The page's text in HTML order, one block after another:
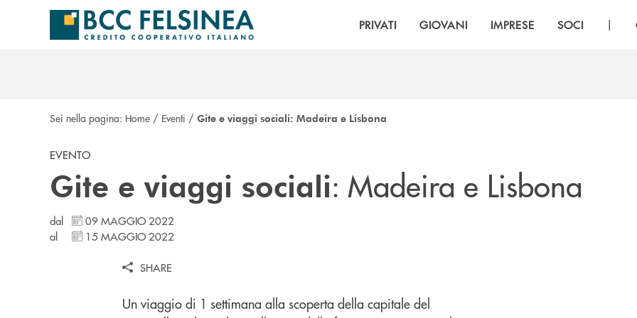
Salta al contenuto principale
PRIVATI GIOVANI IMPRESE SOCI |
Sei nella pagina: Home / Eventi / Gite e viaggi sociali: Madeira e Lisbona
EVENTO
Gite e viaggi sociali: Madeira e Lisbona
dal
09 MAGGIO 2022
al
15 MAGGIO 2022
SHARE
Un viaggio di 1 settimana alla scoperta della capitale del